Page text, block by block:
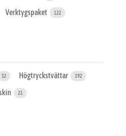
Verktygspaket 122
32 Högtryckstvättar 192
21